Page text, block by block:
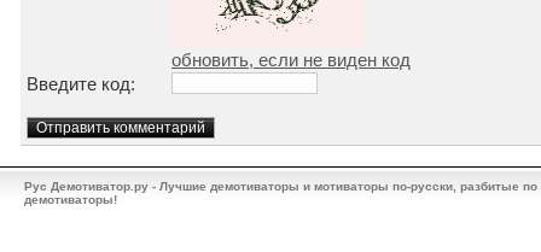
обновить, если не виден код
Введите код:
Рус Демотиватор.ру - Лучшие демотиваторы и мотиваторы по-русски, разбитые
демотиваторы!